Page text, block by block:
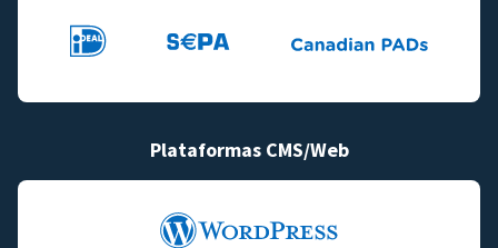
Plataformas CMS/Web